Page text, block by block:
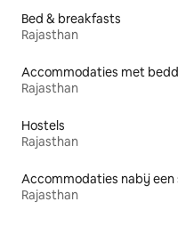
Bed & breakfasts
Rajasthan
Rajasthan
Hostels
Rajasthan
Rajasthan